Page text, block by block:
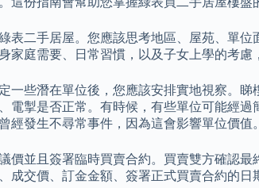
表二手居屋。您應該思考地區、屋苑、單
家庭需要、日常習慣，以及子女上學的考
一些潛在單位後，您應該安排實地視察。
電掣是否正常。有時候，有些單位可能經
經發生不尋常事件，因為這會影響單位價值。
價並且簽署臨時買賣合約。買賣雙方確認
成交價、訂金金額、簽署正式買賣合約的日